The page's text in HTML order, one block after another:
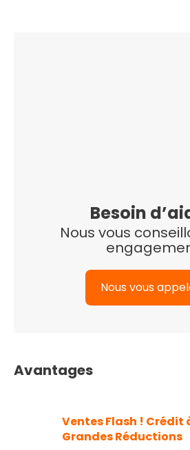
Besoin
Nous vous
Nous vous
Avantages
Ventes Flash ! Crédit
Grandes Réductions